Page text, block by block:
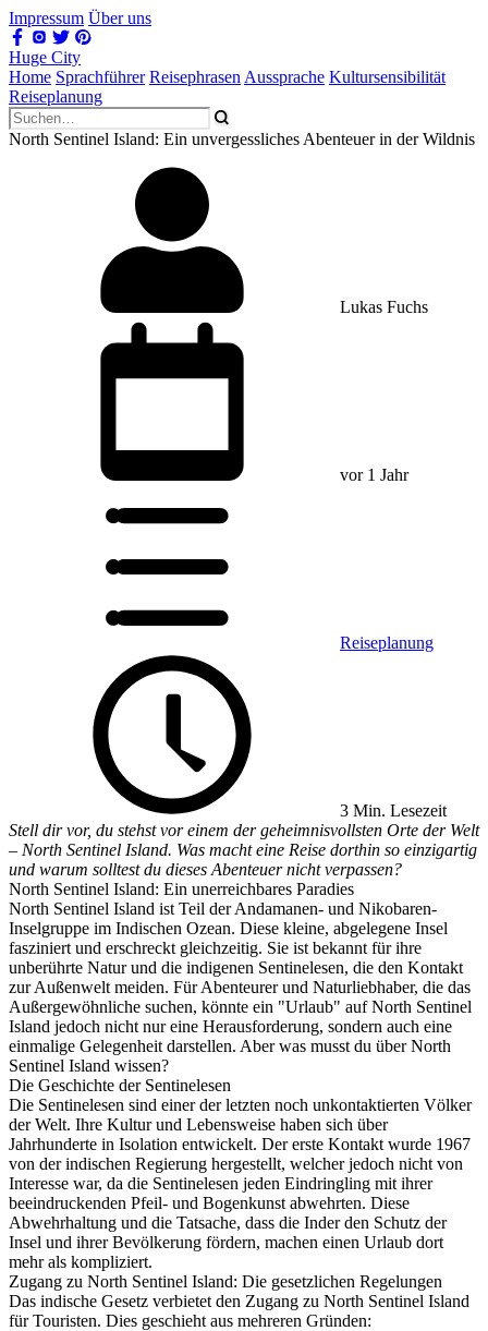
Impressum Über uns
Huge City
Home Sprachführer Reisephrasen Aussprache Kultursensibilität
Reiseplanung
North Sentinel Island: Ein unvergessliches Abenteuer in der Wildnis
Lukas Fuchs
vor 1 Jahr
Reiseplanung
3 Min. Lesezeit
Stell dir vor, du stehst vor einem der geheimnisvollsten Orte der Welt
– North Sentinel Island. Was macht eine Reise dorthin so einzigartig
und warum solltest du dieses Abenteuer nicht verpassen?
North Sentinel Island: Ein unerreichbares Paradies
North Sentinel Island ist Teil der Andamanen- und Nikobaren-
Inselgruppe im Indischen Ozean. Diese kleine, abgelegene Insel
fasziniert und erschreckt gleichzeitig. Sie ist bekannt für ihre
unberührte Natur und die indigenen Sentinelesen, die den Kontakt
zur Außenwelt meiden. Für Abenteurer und Naturliebhaber, die das
Außergewöhnliche suchen, könnte ein "Urlaub" auf North Sentinel
Island jedoch nicht nur eine Herausforderung, sondern auch eine
einmalige Gelegenheit darstellen. Aber was musst du über North
Sentinel Island wissen?
Die Geschichte der Sentinelesen
Die Sentinelesen sind einer der letzten noch unkontaktierten Völker
der Welt. Ihre Kultur und Lebensweise haben sich über
Jahrhunderte in Isolation entwickelt. Der erste Kontakt wurde 1967
von der indischen Regierung hergestellt, welcher jedoch nicht von
Interesse war, da die Sentinelesen jeden Eindringling mit ihrer
beeindruckenden Pfeil- und Bogenkunst abwehrten. Diese
Abwehrhaltung und die Tatsache, dass die Inder den Schutz der
Insel und ihrer Bevölkerung fördern, machen einen Urlaub dort
mehr als kompliziert.
Zugang zu North Sentinel Island: Die gesetzlichen Regelungen
Das indische Gesetz verbietet den Zugang zu North Sentinel Island
für Touristen. Dies geschieht aus mehreren Gründen: